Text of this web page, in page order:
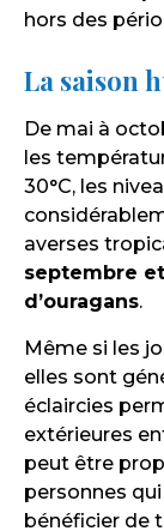
hors des
La saison
De mai à
les
30°C, les
averses
septembre
d’ouragans.
Même si les
elles sont
éclaircies
extérieures
peut être
personnes
bénéficier de